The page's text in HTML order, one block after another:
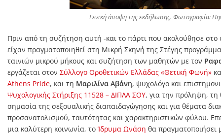
Γενική άποψη της εκδήλωσης. Φωτογραφία:
Πριν από τη συζήτηση αυτή -και το πάρτι που ακολούθησε στο
είχαν πραγματοποιηθεί στη Μικρή Σκηνή της Στέγης
ταινιών μικρού μήκους και συζήτηση των μαθητών με τον
εργάζεται στον Σύλλογο Οροθετικών Ελλάδας «Θετική Φωνή»
Athens Pride, και τη Μαριλίνα Αβάνη, ψυχολόγο και
Ψυχολογικής Στήριξης 11528 – ΔΙΠΛΑ ΣΟΥ, για την πρόληψη, τη
σημασία της σεξουαλικής διαπαιδαγώγησης και για θέματα
προσανατολισμού, ταυτότητας και χαρακτηριστικών φύλου.
μια καλύτερη κοινωνία, το Ίδρυμα Ωνάση θα πραγματοποιήσει